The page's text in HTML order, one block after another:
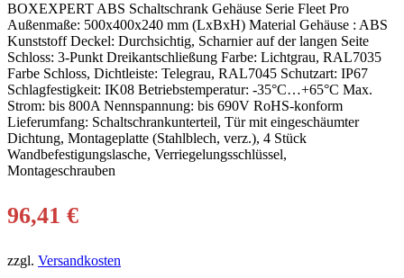
BOXEXPERT ABS Schaltschrank Gehäuse Serie Fleet Pro
Außenmaße: 500x400x240 mm (LxBxH) Material Gehäuse : ABS
Kunststoff Deckel: Durchsichtig, Scharnier auf der langen Seite
Schloss: 3-Punkt Dreikantschließung Farbe: Lichtgrau, RAL7035
Farbe Schloss, Dichtleiste: Telegrau, RAL7045 Schutzart: IP67
Schlagfestigkeit: IK08 Betriebstemperatur: -35°C…+65°C Max.
Strom: bis 800A Nennspannung: bis 690V RoHS-konform
Lieferumfang: Schaltschrankunterteil, Tür mit eingeschäumter
Dichtung, Montageplatte (Stahlblech, verz.), 4 Stück
Wandbefestigungslasche, Verriegelungsschlüssel,
Montageschrauben
96,41 €
zzgl. Versandkosten